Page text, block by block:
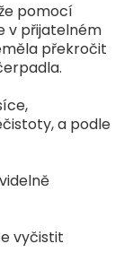
pomocí
v přijatelném
překročit
a podle
vyčistit